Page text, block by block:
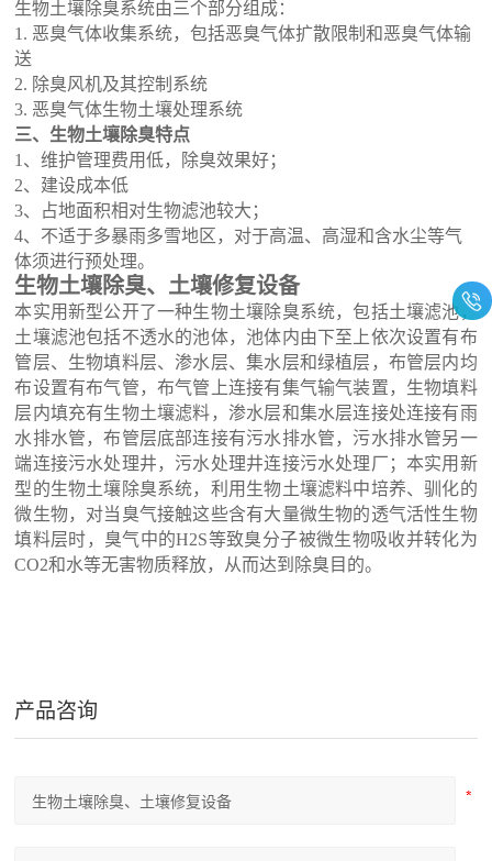
生物土壤除臭系统由三个部分组成：
1. 恶臭气体收集系统，包括恶臭气体扩散限制和恶臭气体输
送
2. 除臭风机及其控制系统
3. 恶臭气体生物土壤处理系统
三、生物土壤除臭特点
1、维护管理费用低，除臭效果好；
2、建设成本低
3、占地面积相对生物滤池较大；
4、不适于多暴雨多雪地区，对于高温、高湿和含水尘等气
体须进行预处理。
生物土壤除臭、土壤修复设备
本实用新型公开了一种生物土壤除臭系统，包括土壤滤池，
土壤滤池包括不透水的池体，池体内由下至上依次设置有布
管层、生物填料层、渗水层、集水层和绿植层，布管层内均
布设置有布气管，布气管上连接有集气输气装置，生物填料
层内填充有生物土壤滤料，渗水层和集水层连接处连接有雨
水排水管，布管层底部连接有污水排水管，污水排水管另一
端连接污水处理井，污水处理井连接污水处理厂；本实用新
型的生物土壤除臭系统，利用生物土壤滤料中培养、驯化的
微生物，对当臭气接触这些含有大量微生物的透气活性生物
填料层时，臭气中的H2S等致臭分子被微生物吸收并转化为
CO2和水等无害物质释放，从而达到除臭目的。
产品咨询